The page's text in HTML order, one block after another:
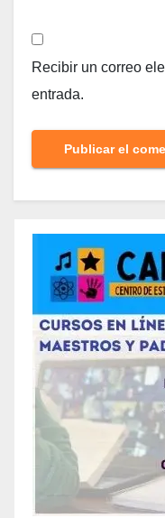
Recibir un correo
entrada.